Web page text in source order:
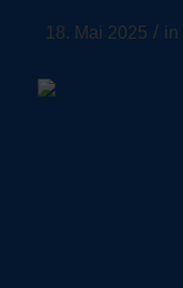
18. Mai 2025 / in